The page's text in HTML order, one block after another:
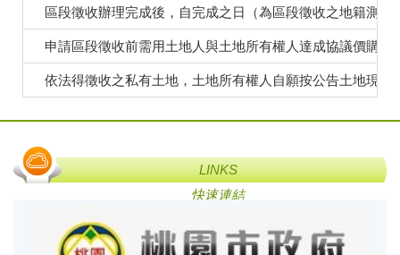
區段徵收辦理完成後，自完成之日（為區段徵收之地籍測
申請區段徵收前需用土地人與土地所有權人達成協議價購
依法得徵收之私有土地，土地所有權人自願按公告土地現
LINKS
快速連結